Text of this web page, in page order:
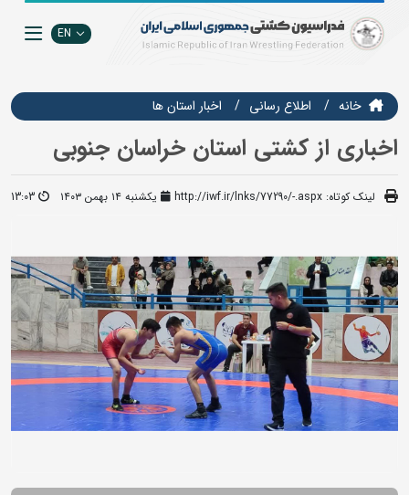
EN
خانه اطلاع رسانی اخبار استان ها
اخباری از کشتی استان خراسان جنوبی
لینک کوتاه: http://iwf.ir/lnks/77290/-.aspx یکشنبه ۱۴ بهمن ۱۴۰۳ 13:03